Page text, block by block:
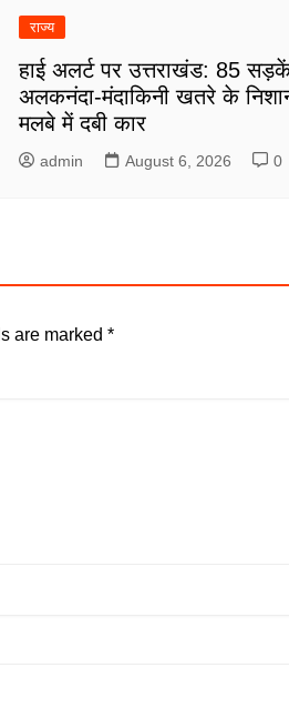
राज्य
हाई अलर्ट पर उत्तराखंड: 85
अलकनंदा-मंदाकिनी खतरे के
मलबे में दबी कार
admin August 6, 2026 0
are marked *